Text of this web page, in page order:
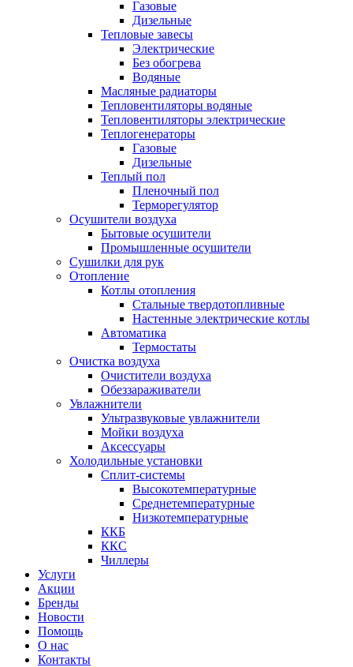
Газовые
Дизельные
Тепловые завесы
Электрические
Без обогрева
Водяные
Масляные радиаторы
Тепловентиляторы водяные
Тепловентиляторы электрические
Теплогенераторы
Газовые
Дизельные
Теплый пол
Пленочный пол
Терморегулятор
Осушители воздуха
Бытовые осушители
Промышленные осушители
Сушилки для рук
Отопление
Котлы отопления
Стальные твердотопливные
Настенные электрические котлы
Автоматика
Термостаты
Очистка воздуха
Очистители воздуха
Обеззараживатели
Увлажнители
Ультразвуковые увлажнители
Мойки воздуха
Аксессуары
Холодильные установки
Сплит-системы
Высокотемпературные
Среднетемпературные
Низкотемпературные
ККБ
ККС
Чиллеры
Услуги
Акции
Бренды
Новости
Помощь
О нас
Контакты